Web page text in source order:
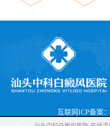
互联网ICP备案